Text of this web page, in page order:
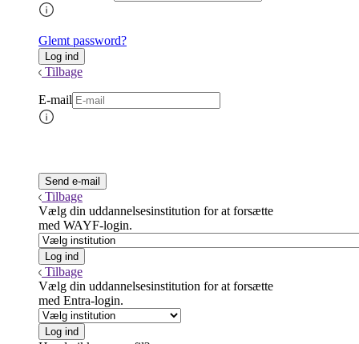
Glemt password?
Tilbage
E-mail
Tilbage
Vælg din uddannelsesinstitution for at forsætte
med WAYF-login.
Tilbage
Vælg din uddannelsesinstitution for at forsætte
med Entra-login.